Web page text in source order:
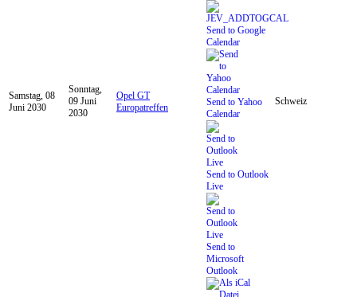
Samstag, 08
Juni 2030
Sonntag,
09 Juni
2030
Opel GT
Europatreffen
Send to Google
Calendar
Send to Yahoo
Calendar
Send to Outlook
Live
Send to
Microsoft
Outlook
Schweiz